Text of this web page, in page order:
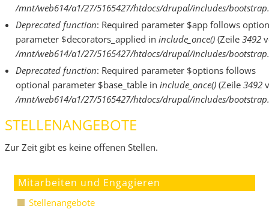
/mnt/web614/a1/27/5165427/htdocs/drupal/includes/
Deprecated function: Required parameter $app follows
parameter $decorators_applied in include_once()(Zeile 3492
/mnt/web614/a1/27/5165427/htdocs/drupal/includes/
Deprecated function: Required parameter $options follows
optional parameter $base_table in include_once()(Zeile 3492
/mnt/web614/a1/27/5165427/htdocs/drupal/includes/
STELLENANGEBOTE
Zur Zeit gibt es keine offenen Stellen.
Mitarbeiten und Engagieren
Stellenangebote